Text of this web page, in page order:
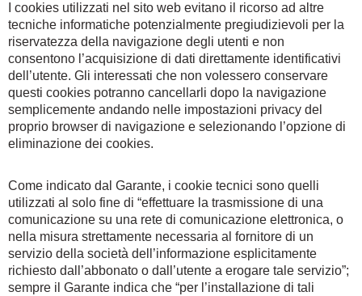
I cookies utilizzati nel sito web evitano il ricorso ad altre
tecniche informatiche potenzialmente pregiudizievoli per la
riservatezza della navigazione degli utenti e non
consentono l’acquisizione di dati direttamente identificativi
dell’utente. Gli interessati che non volessero conservare
questi cookies potranno cancellarli dopo la navigazione
semplicemente andando nelle impostazioni privacy del
proprio browser di navigazione e selezionando l’opzione di
eliminazione dei cookies.
Come indicato dal Garante, i cookie tecnici sono quelli
utilizzati al solo fine di “effettuare la trasmissione di una
comunicazione su una rete di comunicazione elettronica, o
nella misura strettamente necessaria al fornitore di un
servizio della società dell’informazione esplicitamente
richiesto dall’abbonato o dall’utente a erogare tale servizio”;
sempre il Garante indica che “per l’installazione di tali